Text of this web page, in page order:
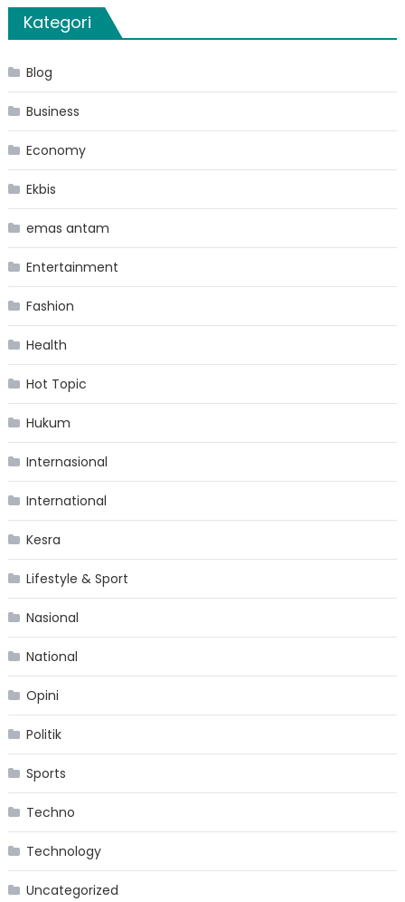
Kategori
Blog
Business
Economy
Ekbis
emas antam
Entertainment
Fashion
Health
Hot Topic
Hukum
Internasional
International
Kesra
Lifestyle & Sport
Nasional
National
Opini
Politik
Sports
Techno
Technology
Uncategorized